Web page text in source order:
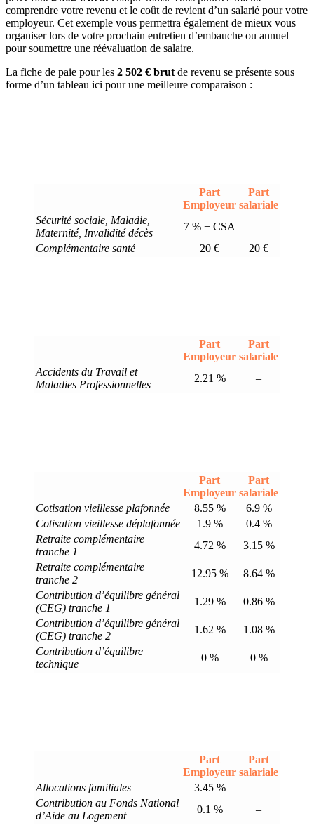
comprendre votre revenu et le coût de revient d’un salarié pour votre
employeur. Cet exemple vous permettra également de mieux vous
organiser lors de votre prochain entretien d’embauche ou annuel
pour soumettre une réévaluation de salaire.
La fiche de paie pour les 2 502 € brut de revenu se présente sous
forme d’un tableau ici pour une meilleure comparaison :
Part
Employeur
Part
salariale
Sécurité sociale, Maladie,
Maternité, Invalidité décès
7 % + CSA
–
Complémentaire santé
20 € 20 €
Part
Employeur
Part
salariale
Accidents du Travail et
Maladies Professionnelles
2.21 % –
Part
Employeur
Part
salariale
Cotisation vieillesse plafonnée
8.55 %
6.9 %
Cotisation vieillesse déplafonnée
1.9 %
0.4 %
Retraite complémentaire
tranche 1
4.72 %
3.15 %
Retraite complémentaire
tranche 2
12.95 %
8.64 %
Contribution d’équilibre général
(CEG) tranche 1
1.29 %
0.86 %
Contribution d’équilibre général
(CEG) tranche 2
1.62 %
1.08 %
Contribution d’équilibre
technique
0 % 0 %
Part
Employeur
Part
salariale
Allocations familiales
3.45 %
–
Contribution au Fonds National
d’Aide au Logement
0.1 % –